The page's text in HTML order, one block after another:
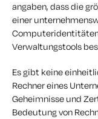
angaben, dass die
einer
Verwaltungstools
Es gibt keine
Rechner eines
Geheimnisse und
Bedeutung von